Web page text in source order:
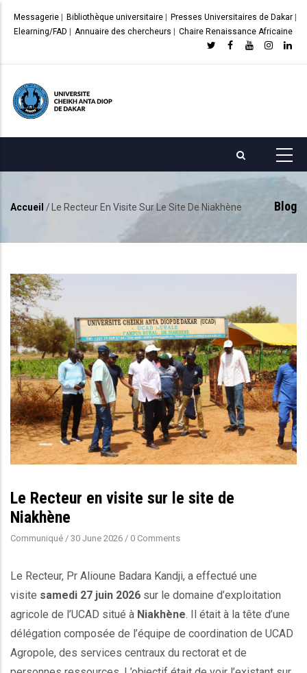
principal
Messagerie Bibliothèque universitaire Presses Universitaires de Dakar
Elearning/FAD
Annuaire des chercheurs Chaire Renaissance Africaine
Blog
d'Ariane
Accueil / Le Recteur En Visite Sur Le Site De Niakhène
Le Recteur en visite sur le site de
Niakhène
Communiqué / 30 June 2026 / 0 Comments
Le Recteur, Pr Alioune Badara Kandji, a effectué une
visite samedi 27 juin 2026 sur le domaine d’exploitation
agricole de l’UCAD situé à Niakhène. Il était à la tête d’une
délégation composée de l’équipe de coordination de UCAD
Agropole, des services centraux du rectorat et de